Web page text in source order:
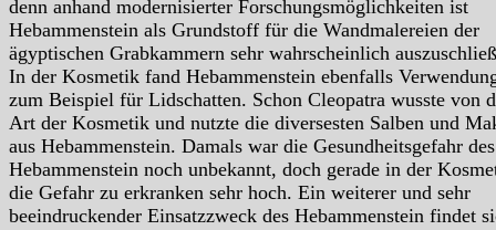
denn anhand modernisierter Forschungsmöglichkeiten ist
Hebammenstein als Grundstoff für die Wandmalereien der
ägyptischen Grabkammern sehr wahrscheinlich
In der Kosmetik fand Hebammenstein ebenfalls
zum Beispiel für Lidschatten. Schon Cleopatra wusste von
Art der Kosmetik und nutzte die diversesten Salben und
aus Hebammenstein. Damals war die Gesundheitsgefahr des
Hebammenstein noch unbekannt, doch gerade in der
die Gefahr zu erkranken sehr hoch. Ein weiterer und sehr
beeindruckender Einsatzzweck des Hebammenstein findet